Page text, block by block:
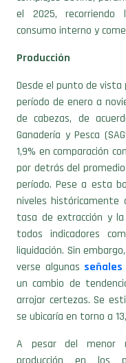
consumo interno y
Producción
Desde el punto de vista
período de enero a
de cabezas, de
Ganadería y Pesca
1,9% en comparación
por detrás del
período. Pese a esta
niveles
tasa de extracción y
todos indicadores
liquidación. Sin
verse algunas
un cambio de
arrojar certezas. Se
se ubicaría en torno a
A pesar del menor
producción en los
prácticamente igualó